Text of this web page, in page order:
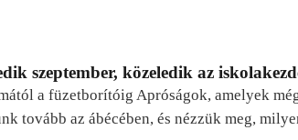
szeptember, közeledik az
a füzetborítóig Apróságok, amelyek
tovább az ábécében, és nézzük meg,